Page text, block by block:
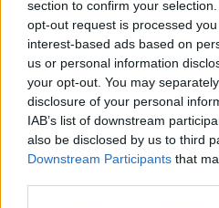
section to confirm your
opt-out request is processed
interest-based ads based on
us or personal information
your opt-out. You may
disclosure of your personal
IAB’s list of downstream
also be disclosed by us to third
Downstream Participants that